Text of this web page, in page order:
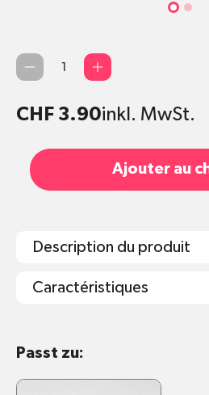
Quantité
CHF 3.90inkl. MwSt.
Ajouter au
Description du produit
Caractéristiques
Pflege: Die Borsten nicht
lassen, die Bürste zum
Passt zu: